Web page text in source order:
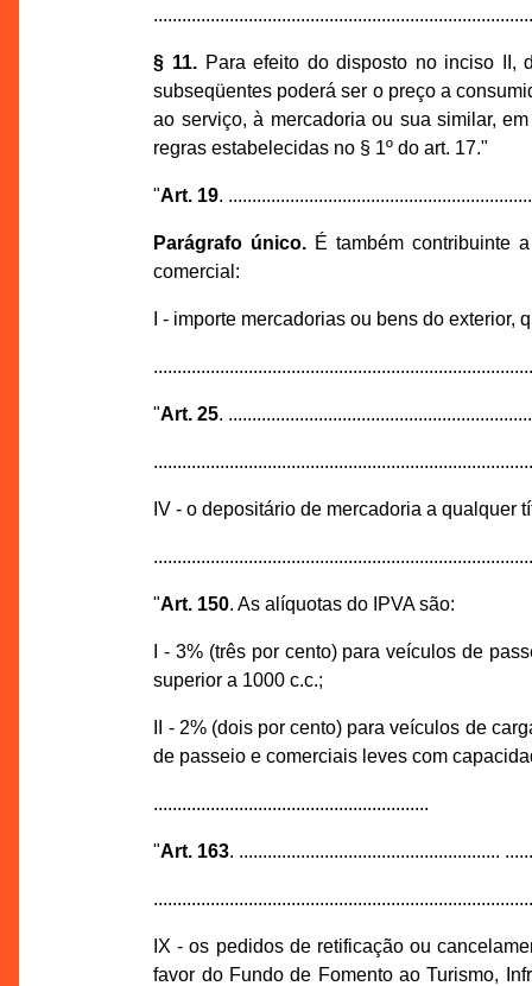
§ 11.Para efeito do disposto no inciso II,
subseqüentes poderá ser o preço a
ao serviço, à mercadoria ou sua similar,
regras estabelecidas no § 1º do art. 17."
"Art. 19.
Parágrafo único. É também contribuinte
comercial:
I - importe mercadorias ou bens do
"Art. 25.
IV - o depositário de mercadoria a qualquer
"Art. 150. As alíquotas do IPVA são:
I - 3% (três por cento) para veículos de
superior a 1000 c.c.;
II - 2% (dois por cento) para veículos de
de passeio e comerciais leves com
..........................................................
"Art. 163. .......................................................
IX - os pedidos de retificação ou
favor do Fundo de Fomento ao Turismo,